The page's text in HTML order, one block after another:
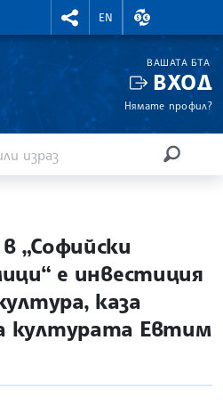
RIGHTMENU.SOCIAL
EN
ВАЛУТНИ
ВАШАТА БТА
ВХОД
Нямате профил?
„Софийски
е инвестиция
каза
културата Евтим